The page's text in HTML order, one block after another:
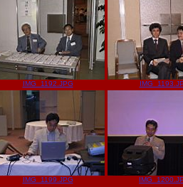
IMG_1192.JPG
IMG_1199.JPG